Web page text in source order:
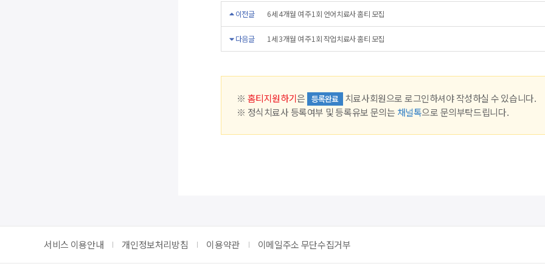
이전글 6세 4개월 여 주1회 언어치료사 홈티 모집
다음글 1세 3개월 여 주1회 작업치료사 홈티 모집
※ 홈티지원하기은 등록완료
치료사회원으로 로그인하셔야 작성하실 수 있습니다.
※ 정식치료사 등록여부 및 등록유보 문의는 채널톡으로 문의부탁드립니다.
서비스 이용안내 개인정보처리방침 이용약관 이메일주소 무단수집거부